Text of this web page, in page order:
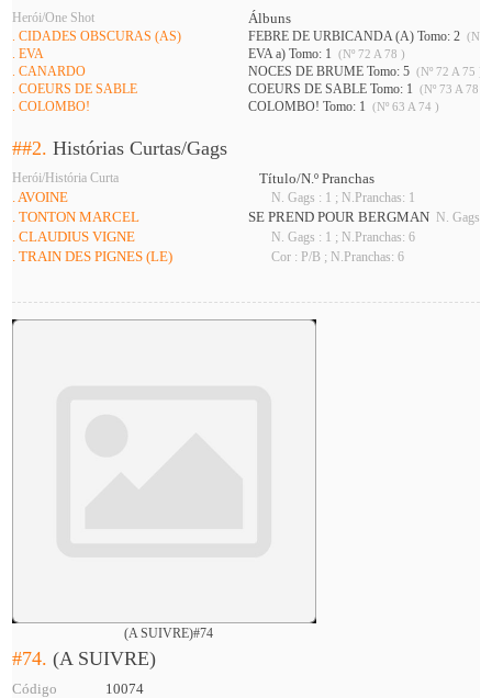
Herói/One Shot Álbuns
. CIDADES OBSCURAS (AS) FEBRE DE URBICANDA (A) Tomo: 2 (Nº
. EVA EVA a) Tomo: 1 (Nº 72 A 78 )
. CANARDO NOCES DE BRUME Tomo: 5 (Nº 72 A 75 )
. COEURS DE SABLE COEURS DE SABLE Tomo: 1 (Nº 73 A 78 )
. COLOMBO! COLOMBO! Tomo: 1 (Nº 63 A 74 )
##2.Histórias Curtas/Gags
Herói/História Curta
Título/N.º Pranchas
. AVOINE
N. Gags : 1 ; N.Pranchas: 1
. TONTON MARCEL SE PREND POUR BERGMAN N. Gags :
. CLAUDIUS VIGNE N. Gags : 1 ; N.Pranchas: 6
. TRAIN DES PIGNES (LE) Cor : P/B ; N.Pranchas: 6
(A SUIVRE)#74
#74.(A SUIVRE)
Código 10074